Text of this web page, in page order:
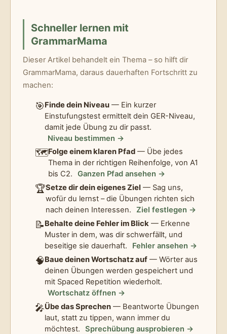
Schneller lernen mit
GrammarMama
Dieser Artikel behandelt ein Thema – so hilft dir
GrammarMama, daraus dauerhaften Fortschritt zu
machen:
🎯Finde dein Niveau — Ein kurzer
Einstufungstest ermittelt dein GER-Niveau,
damit jede Übung zu dir passt.
Niveau bestimmen →
🗺️Folge einem klaren Pfad — Übe jedes
Thema in der richtigen Reihenfolge, von A1
bis C2.
Ganzen Pfad ansehen →
🏆Setze dir dein eigenes Ziel — Sag uns,
wofür du lernst – die Übungen richten sich
nach deinen Interessen.
Ziel festlegen →
📝Behalte deine Fehler im Blick — Erkenne
Muster in dem, was dir schwerfällt, und
beseitige sie dauerhaft.
Fehler ansehen →
🧠Baue deinen Wortschatz auf — Wörter aus
deinen Übungen werden gespeichert und
mit Spaced Repetition wiederholt.
Wortschatz öffnen →
🎤Übe das Sprechen — Beantworte Übungen
laut, statt zu tippen, wann immer du
möchtest.
Sprechübung ausprobieren →